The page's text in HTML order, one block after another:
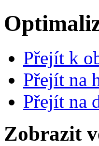
Přejít k
Přejít na
Přejít na
Zobrazit